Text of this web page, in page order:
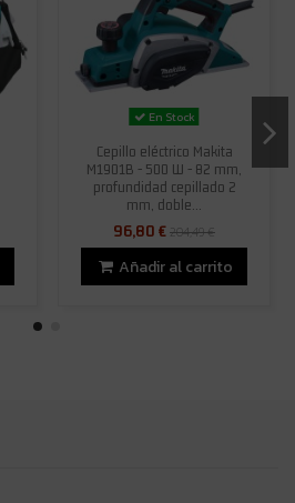
En Stock
Cepillo eléctrico Makita
M1901B - 500 W - 82 mm,
profundidad cepillado 2
mm, doble...
96,80 €204,49 €
Añadir al carrito